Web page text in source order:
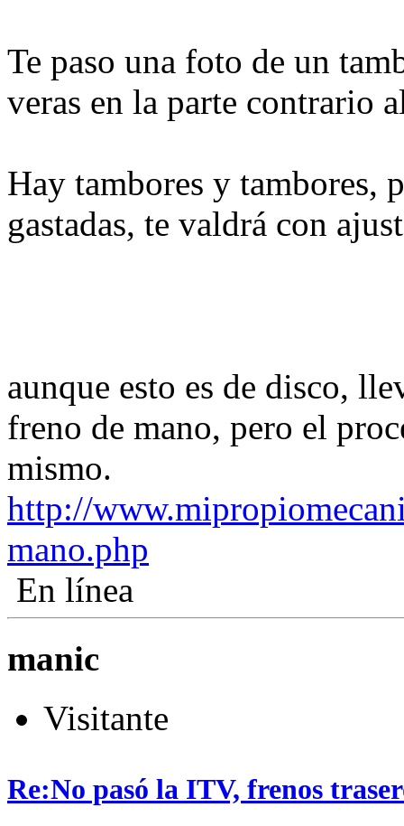
Te paso una foto de un
veras en la parte contrario
Hay tambores y tambores,
gastadas, te valdrá con
aunque esto es de disco,
freno de mano, pero el
mismo.
http://
mano.php
En línea
manic
Visitante
Re:No pasó la ITV, frenos